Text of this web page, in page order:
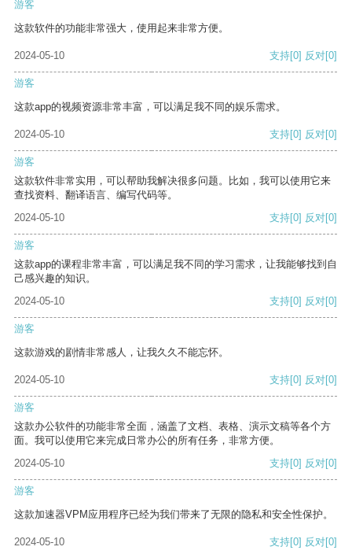
游客
这款软件的功能非常强大，使用起来非常方便。
2024-05-10 支持[0] 反对[0]
游客
这款app的视频资源非常丰富，可以满足我不同的娱乐需求。
2024-05-10 支持[0] 反对[0]
游客
这款软件非常实用，可以帮助我解决很多问题。比如，我可以使用它来
查找资料、翻译语言、编写代码等。
2024-05-10
支持[0] 反对[0]
游客
这款app的课程非常丰富，可以满足我不同的学习需求，让我能够找到自
己感兴趣的知识。
2024-05-10
支持[0] 反对[0]
游客
这款游戏的剧情非常感人，让我久久不能忘怀。
2024-05-10 支持[0] 反对[0]
游客
这款办公软件的功能非常全面，涵盖了文档、表格、演示文稿等各个方
面。我可以使用它来完成日常办公的所有任务，非常方便。
2024-05-10
支持[0] 反对[0]
游客
这款加速器VPM应用程序已经为我们带来了无限的隐私和安全性保护。
2024-05-10 支持[0] 反对[0]